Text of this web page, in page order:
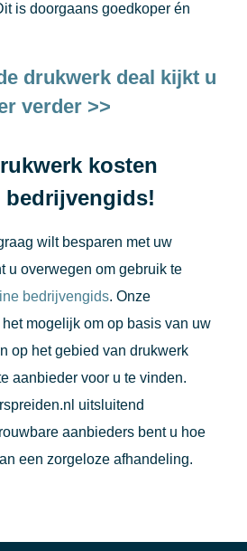
is doorgaans goedkoper én
drukwerk deal kijkt u
verder >>
kosten
bedrijvengids!
wilt besparen met uw
u overwegen om gebruik te
bedrijvengids. Onze
mogelijk om op basis van uw
op het gebied van drukwerk
aanbieder voor u te vinden.
uitsluitend
aanbieders bent u hoe
een zorgeloze afhandeling.